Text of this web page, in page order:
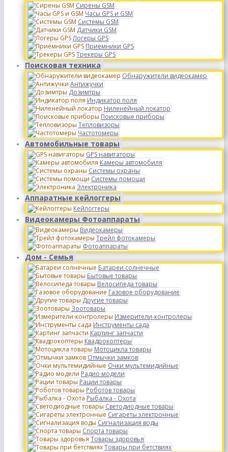
Сирены GSM
Часы GPS и GSM
Системы GSM
Датчики GSM
Логеры GPS
Приёмники GPS
Трекеры GPS
Поисковая техника
Обнаружители видеокамер
Антижучки
Дозимтры
Индикатор поля
Ниленейный локатор
Поисковые приборы
Тепловизоры
Частотомеры
Автомобильные товары
GPS навигаторы
Камеры автомобиля
Системы охраны
Системы помощи
Электроника
Аппаратные кейлоггеры
Кейлоггеры
Видеокамеры Фотоаппараты
Видеокамеры
Трейл фотокамеры
Фотоаппараты
Дом - Семья
Батареи солнечные
Бытовые товары
Велосипеда товары
Газовое оборудование
Другие товары
Зоотовары
Измерители-контролеры
Инструменты сада
Картинг запчасти
Квадрокоптеры
Мотоцикла товары
Отмычки замков
Очки мультемидийные
Радио модели
Рации товары
Роботов товары
Рыбалка - Охота
Светодиодные товары
Сигареты электронные
Сигнализация воды
Спорта товары
Товары здоровья
Товары при бетствиях